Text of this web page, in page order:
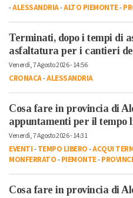
-ALESSANDRIA-ALTO PIEMONTE-
Terminati, dopo i tempi di
asfaltatura per i cantieri
Venerdì, 7 Agosto 2026 - 14:56
CRONACA-ALESSANDRIA
Cosa fare in provincia di
appuntamenti per il tempo
Venerdì, 7 Agosto 2026 - 14:31
EVENTI-TEMPO LIBERO-ACQUI
MONFERRATO-PIEMONTE-
Cosa fare in provincia di